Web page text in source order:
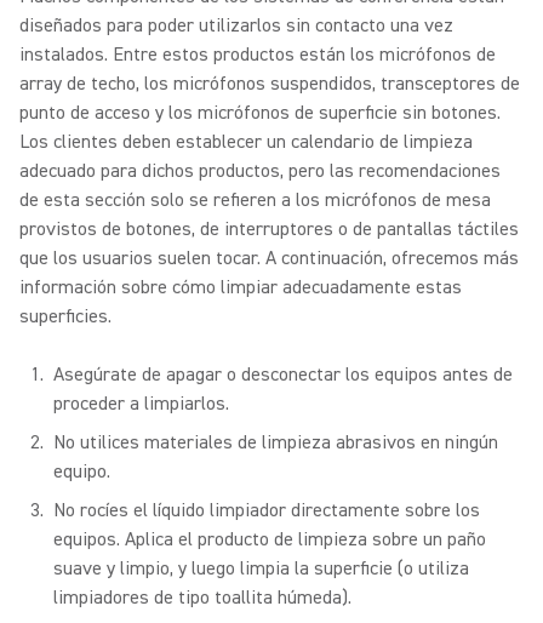
diseñados para poder utilizarlos sin contacto una vez
instalados. Entre estos productos están los micrófonos de
array de techo, los micrófonos suspendidos, transceptores de
punto de acceso y los micrófonos de superficie sin botones.
Los clientes deben establecer un calendario de limpieza
adecuado para dichos productos, pero las recomendaciones
de esta sección solo se refieren a los micrófonos de mesa
provistos de botones, de interruptores o de pantallas táctiles
que los usuarios suelen tocar. A continuación, ofrecemos más
información sobre cómo limpiar adecuadamente estas
superficies.
Asegúrate de apagar o desconectar los equipos antes de
proceder a limpiarlos.
No utilices materiales de limpieza abrasivos en ningún
equipo.
No rocíes el líquido limpiador directamente sobre los
equipos. Aplica el producto de limpieza sobre un paño
suave y limpio, y luego limpia la superficie (o utiliza
limpiadores de tipo toallita húmeda).